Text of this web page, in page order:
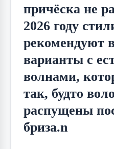
причёска не
2026 году
рекомендуют
варианты с
волнами,
так, будто
распущены
бриза.n